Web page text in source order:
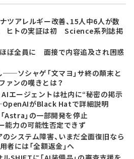
ツアレルギー改善、15人中6人が数
ヒトの実証は初 Science系列誌掲
ほぼ全員に 面接で内容追及され困惑
──ソシャゲ「文マヨ」サ終の顛末と
ァンの嘆きとは？
エージェントは社内に“秘密の掲示
がBlack Hatで詳細説明
Astra」の一部開発を停止
能力の可能性否定できず
のシステム障害、いまだ全面復旧なら
には「全額返金」へ